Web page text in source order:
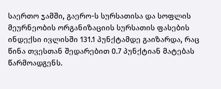
საერთო ჯამში, გაერო-ს სურსათისა და სოფლის
მეურნეობის ორგანიზაციის სურსათის ფასების
ინდექსი ივლისში 131.1 პუნქტამდე გაიზარდა, რაც
წინა თვესთან შედარებით 0.7 პუნქტიან მატებას
წარმოადგენს.